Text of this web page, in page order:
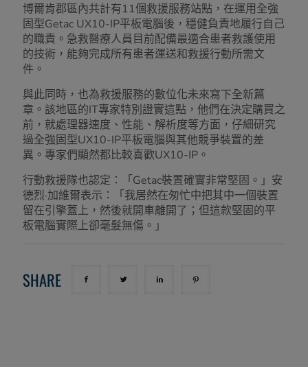
博爾肯郡區內共計有11個救援服務站點，在運用全強
固型Getac UX10-IP平板電腦後，穩健負責地履行自己
的職責。急救醫療人員目前配備最適合患者救護使用
的技術，能夠完成所有患者運送和救援行動所需文
件。
與此同時，也為救援服務的數位化未來寫下全新篇
章。該地區的IT專家特別證實這點，他們在決定購買之
前，就處理器速度、性能、解析度等方面，仔細研究
過全強固型UX10-IP平板電腦與其他競爭裝置的差
異。專家們顯然都比較喜歡UX10-IP。
行動救援隊也認定：「Getac裝置確實非常堅固。」安
德烈·加維爾表示：「我居然在匆忙中把其中一個裝置
留在引擎蓋上，然後就開車離開了；但這款堅固的平
板電腦實際上卻毫髮無傷。」
SHARE